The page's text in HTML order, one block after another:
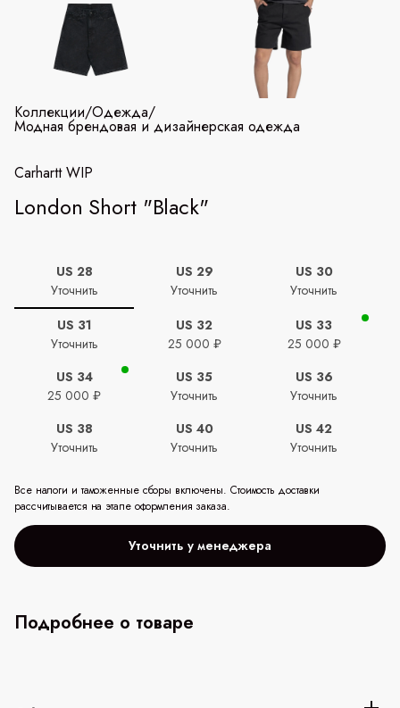
Коллекции/Одежда/
Модная брендовая и дизайнерская одежда
Carhartt WIP
London Short "Black"
US 28
Уточнить
US 29
Уточнить
US 30
Уточнить
US 31
Уточнить
US 32
25 000 ₽
US 33
25 000 ₽
US 34
25 000 ₽
US 35
Уточнить
US 36
Уточнить
US 38
Уточнить
US 40
Уточнить
US 42
Уточнить
Все налоги и таможенные сборы включены. Стоимость доставки
рассчитывается на этапе оформления заказа.
Уточнить у менеджера
Подробнее о товаре